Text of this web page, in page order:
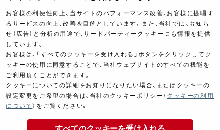
イベント情報
イベントスケジュール
ツーリングブレイクタイム
製品ポスター
お客様の利便性向上、当サイトのパフォーマンス改善、お客様に提唱す
るサービスの向上、改善を目的としています。また、当社では、お知ら
せ（広告）と分析の用途で、サードパーティークッキーにも情報を提供
しています。
お客様は、「すべてのクッキーを受け入れる」ボタンをクリックしてク
ッキーの使用に同意することで、当社ウェブサイトのすべての機能を
ご利用頂くことができます。
クッキーについての詳細をお知りになりたい場合、またはクッキーの
設定変更をご希望の場合は、当社のクッキーポリシー（ クッキーの利用
について ）をご覧ください。
すべてのクッキーを受け入れる